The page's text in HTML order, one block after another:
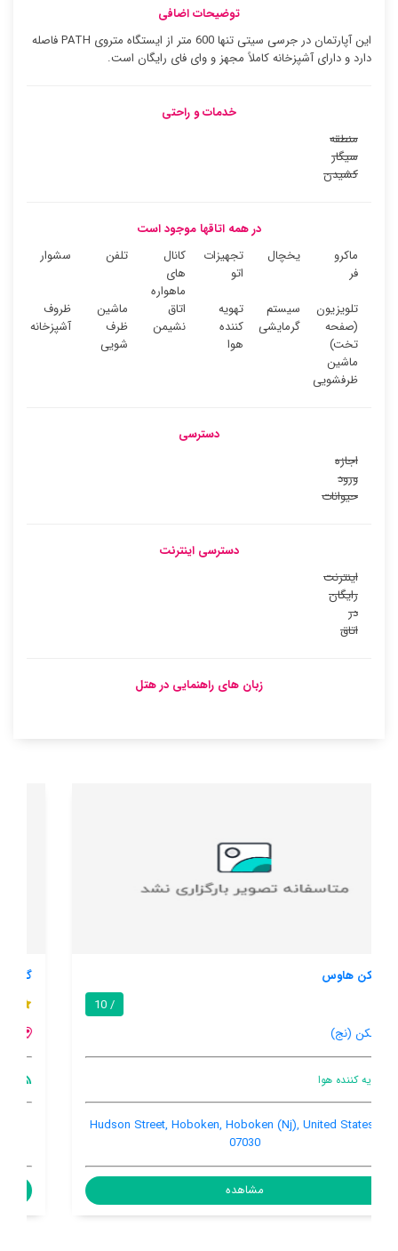
توضیحات اضافی
این آپارتمان در جرسی سیتی تنها 600 متر از ایستگاه متروی PATH فاصله
دارد و دارای آشپزخانه کاملاً مجهز و وای فای رایگان است.
خدمات و راحتی
منطقه
سیگار
کشیدن
در همه اتاقها موجود است
ماکرو
فر
یخچال
تجهیزات
اتو
کانال
های
ماهواره
تلفن سشوار
تلویزیون
(صفحه
تخت)
سیستم
گرمایشی
تهویه
کننده
هوا
اتاق
نشیمن
ماشین
ظرف
شویی
ظروف
آشپزخانه
ماشین
ظرفشویی
دسترسی
اجازه
ورود
حیوانات
دسترسی اینترنت
اینترنت
رایگان
در
اتاق
زبان های راهنمایی در هتل
گلبال لاکساری سوئیتز آت ریور
هبکن (نج)
تهویه کننده هوا
333 River Street, Hoboken, Hoboken (Nj), United States,